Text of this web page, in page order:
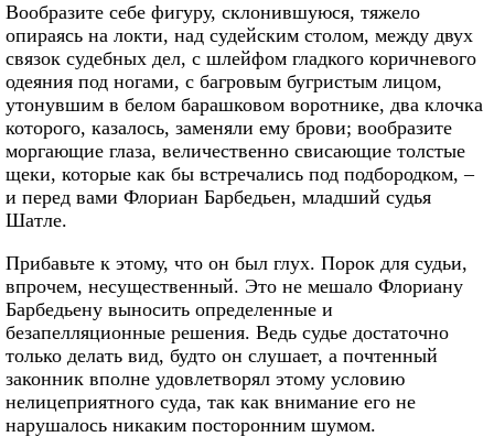
Вообразите себе фигуру, склонившуюся, тяжело
опираясь на локти, над судейским столом, между двух
связок судебных дел, с шлейфом гладкого коричневого
одеяния под ногами, с багровым бугристым лицом,
утонувшим в белом барашковом воротнике, два клочка
которого, казалось, заменяли ему брови; вообразите
моргающие глаза, величественно свисающие толстые
щеки, которые как бы встречались под подбородком, –
и перед вами Флориан Барбедьен, младший судья
Шатле.
Прибавьте к этому, что он был глух. Порок для судьи,
впрочем, несущественный. Это не мешало Флориану
Барбедьену выносить определенные и
безапелляционные решения. Ведь судье достаточно
только делать вид, будто он слушает, а почтенный
законник вполне удовлетворял этому условию
нелицеприятного суда, так как внимание его не
нарушалось никаким посторонним шумом.